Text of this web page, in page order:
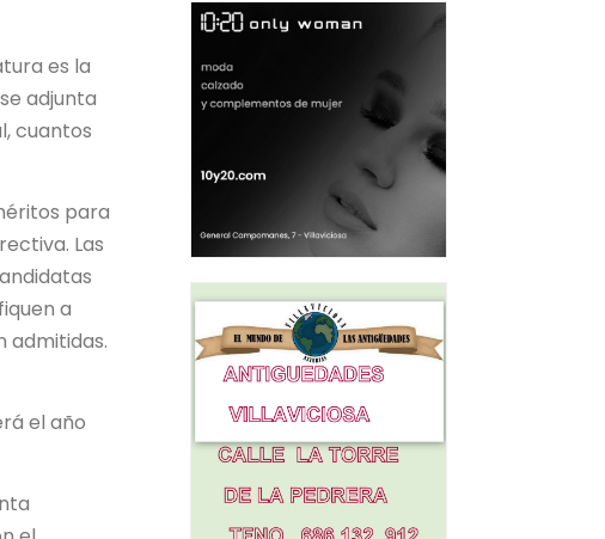
es la
adjunta
cuantos
para
Las
a
admitidas.
el año